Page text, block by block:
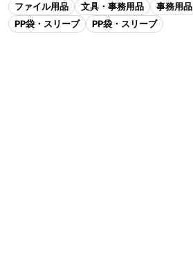
ファイル用品 文具・事務用品 事務用品
PP袋・スリーブ
PP袋・スリーブ